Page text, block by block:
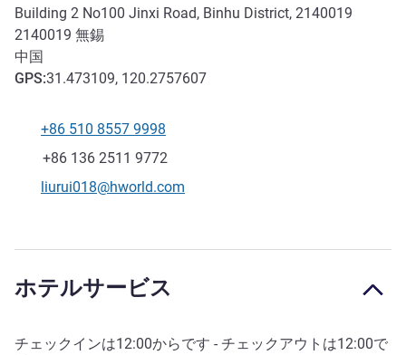
Building 2 No100 Jinxi Road, Binhu District, 2140019
2140019 無錫
中国
GPS:31.473109, 120.2757607
電話番号
+86 510 8557 9998
ファックス
+86 136 2511 9772
Eメール
liurui018@hworld.com
ホテルサービス
チェックインは12:00からです - チェックアウトは12:00で